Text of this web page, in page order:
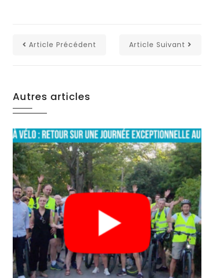
Article Précédent Article Suivant
Autres articles